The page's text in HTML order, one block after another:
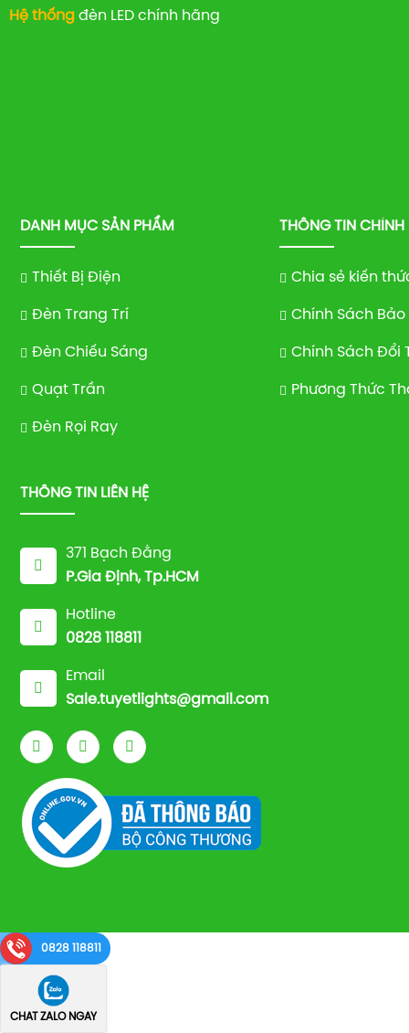
Hệ thống đèn LED chính hãng
DANH MỤC SẢN PHẨM
Thiết Bị Điện
Đèn Trang Trí
Đèn Chiếu Sáng
Quạt Trần
Đèn Rọi Ray
THÔNG TIN CHÍNH
Chia sẻ kiến
Chính Sách Bảo
Chính Sách Đổi
Phương Thức
THÔNG TIN LIÊN HỆ
371 Bạch Đằng
P.Gia Định, Tp.HCM
Hotline
0828 118811
Email
Sale.tuyetlights@gmail.com
0828 118811
CHAT ZALO NGAY